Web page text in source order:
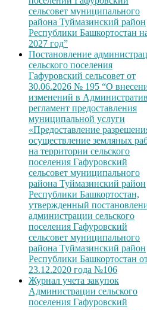
сельсовет муниципального
района Туймазинский район
Республики Башкортостан
2027 год”
Постановление
сельского поселения
Гафуровский сельсовет от
30.06.2026 № 195 “О
изменений в
регламент предоставления
муниципальной услуги
«Предоставление
осуществление земляных
на территории сельского
поселения Гафуровский
сельсовет муниципального
района Туймазинский район
Республики Башкортостан,
утвержденный
администрации сельского
поселения Гафуровский
сельсовет муниципального
района Туймазинский район
Республики Башкортостан
23.12.2020 года №106
Журнал учета закупок
Администрации сельского
поселения Гафуровский